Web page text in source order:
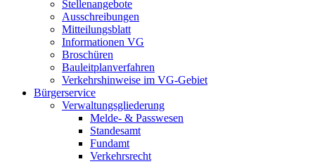
Stellenangebote
Ausschreibungen
Mitteilungsblatt
Informationen VG
Broschüren
Bauleitplanverfahren
Verkehrshinweise im VG-Gebiet
Bürgerservice
Verwaltungsgliederung
Melde- & Passwesen
Standesamt
Fundamt
Verkehrsrecht